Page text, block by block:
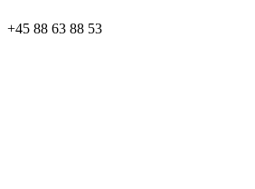
+45 88 63 88 53